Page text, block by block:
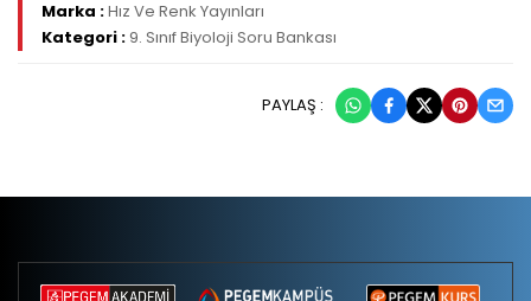
Marka :Hız Ve Renk Yayınları
Kategori : 9. Sınıf Biyoloji Soru Bankası
PAYLAŞ :